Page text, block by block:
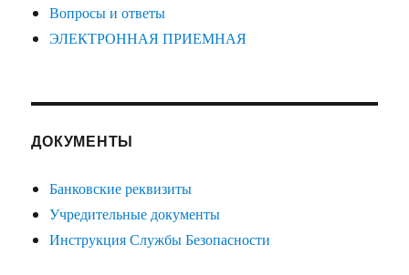
Вопросы и ответы
ЭЛЕКТРОННАЯ ПРИЕМНАЯ
ДОКУМЕНТЫ
Банковские реквизиты
Учредительные документы
Инструкция Службы Безопасности